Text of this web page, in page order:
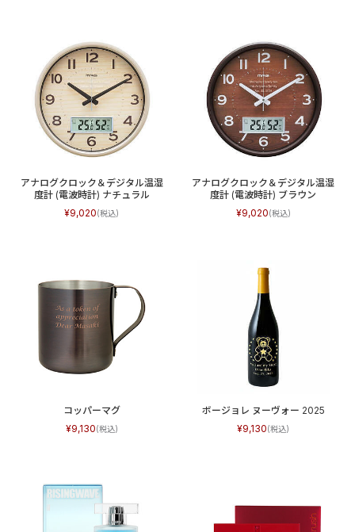
アナログクロック＆デジタル温湿
度計 (電波時計) ナチュラル
9,020
アナログクロック＆デジタル温湿
度計 (電波時計) ブラウン
9,020
コッパーマグ
9,130
ボージョレ ヌーヴォー 2025
9,130